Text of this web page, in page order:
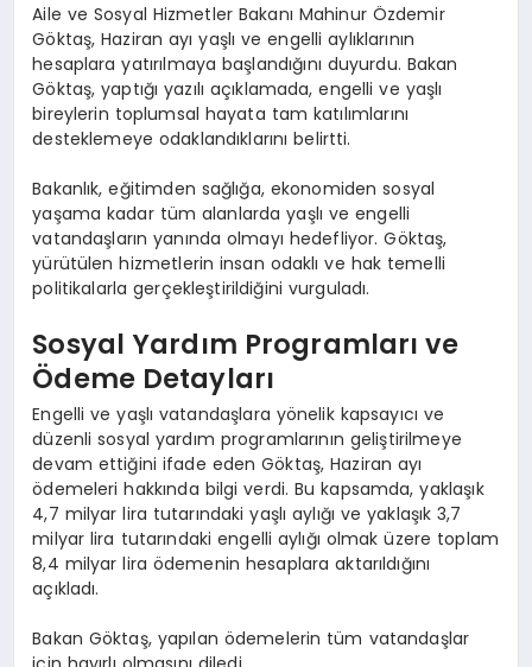
Aile ve Sosyal Hizmetler Bakanı Mahinur Özdemir
Göktaş, Haziran ayı yaşlı ve engelli aylıklarının
hesaplara yatırılmaya başlandığını duyurdu. Bakan
Göktaş, yaptığı yazılı açıklamada, engelli ve yaşlı
bireylerin toplumsal hayata tam katılımlarını
desteklemeye odaklandıklarını belirtti.
Bakanlık, eğitimden sağlığa, ekonomiden sosyal
yaşama kadar tüm alanlarda yaşlı ve engelli
vatandaşların yanında olmayı hedefliyor. Göktaş,
yürütülen hizmetlerin insan odaklı ve hak temelli
politikalarla gerçekleştirildiğini vurguladı.
Sosyal Yardım Programları ve
Ödeme Detayları
Engelli ve yaşlı vatandaşlara yönelik kapsayıcı ve
düzenli sosyal yardım programlarının geliştirilmeye
devam ettiğini ifade eden Göktaş, Haziran ayı
ödemeleri hakkında bilgi verdi. Bu kapsamda, yaklaşık
4,7 milyar lira tutarındaki yaşlı aylığı ve yaklaşık 3,7
milyar lira tutarındaki engelli aylığı olmak üzere toplam
8,4 milyar lira ödemenin hesaplara aktarıldığını
açıkladı.
Bakan Göktaş, yapılan ödemelerin tüm vatandaşlar